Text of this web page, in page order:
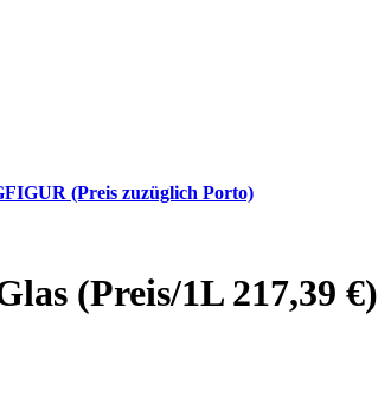
(Preis zuzüglich Porto)
(Preis/1L 217,39 €)